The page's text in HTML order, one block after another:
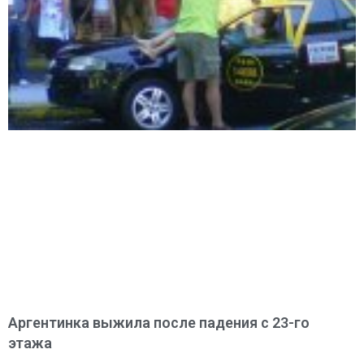
Аргентинка выжила после падения с 23-го
этажа